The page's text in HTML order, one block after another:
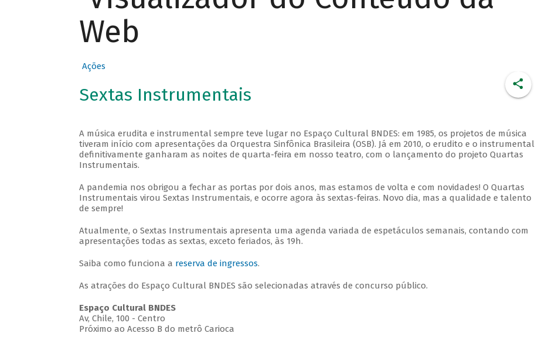
Web
Ações
Sextas Instrumentais
A música erudita e instrumental sempre teve lugar no Espaço Cultural BNDES: em 1985, os projetos de música
tiveram início com apresentações da Orquestra Sinfônica Brasileira (OSB). Já em 2010, o erudito e o instrumental
definitivamente ganharam as noites de quarta-feira em nosso teatro, com o lançamento do projeto Quartas
Instrumentais.
A pandemia nos obrigou a fechar as portas por dois anos, mas estamos de volta e com novidades! O Quartas
Instrumentais virou Sextas Instrumentais, e ocorre agora às sextas-feiras. Novo dia, mas a qualidade e talento
de sempre!
Atualmente, o Sextas Instrumentais apresenta uma agenda variada de espetáculos semanais, contando com
apresentações todas as sextas, exceto feriados, às 19h.
Saiba como funciona a reserva de ingressos.
As atrações do Espaço Cultural BNDES são selecionadas através de concurso público.
Espaço Cultural BNDES
Av, Chile, 100 - Centro
Próximo ao Acesso B do metrô Carioca